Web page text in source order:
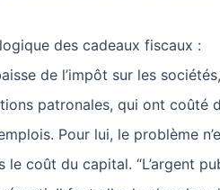
des cadeaux fiscaux :
de l’impôt sur les sociétés,
patronales, qui ont coûté
Pour lui, le problème
coût du capital. “L’argent